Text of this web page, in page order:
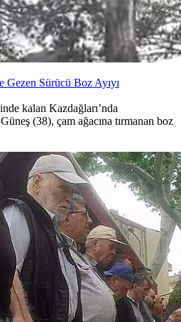
Gezen Sürücü Boz Ayıyı
kalan Kazdağları’nda
(38), çam ağacına tırmanan boz